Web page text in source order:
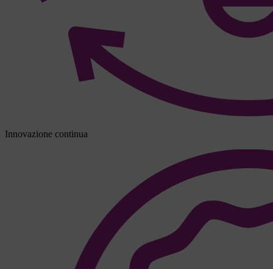
Innovazione continua